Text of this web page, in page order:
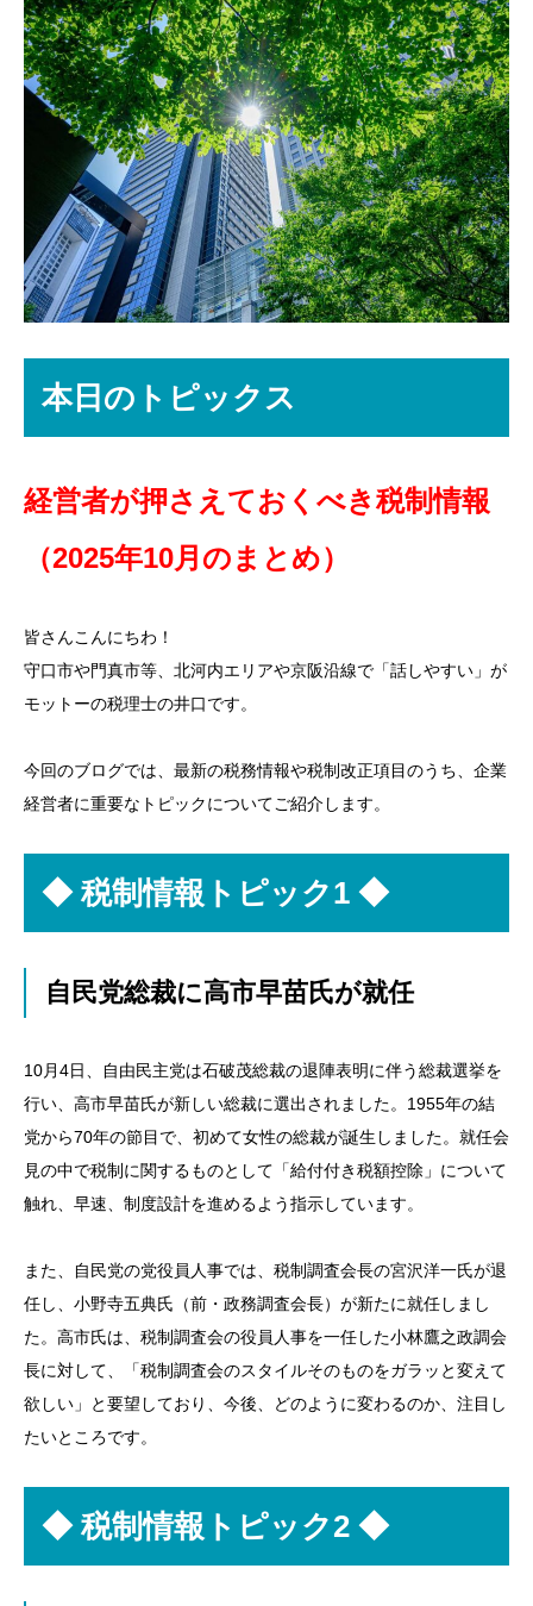
本日のトピックス
経営者が押さえておくべき税制情報
（2025年10月のまとめ）
皆さんこんにちわ！
守口市や門真市等、北河内エリアや京阪沿線で「話しやすい」が
モットーの税理士の井口です。
今回のブログでは、最新の税務情報や税制改正項目のうち、企業
経営者に重要なトピックについてご紹介します。
◆ 税制情報トピック1 ◆
自民党総裁に高市早苗氏が就任
10月4日、自由民主党は石破茂総裁の退陣表明に伴う総裁選挙を
行い、高市早苗氏が新しい総裁に選出されました。1955年の結
党から70年の節目で、初めて女性の総裁が誕生しました。就任会
見の中で税制に関するものとして「給付付き税額控除」について
触れ、早速、制度設計を進めるよう指示しています。
また、自民党の党役員人事では、税制調査会長の宮沢洋一氏が退
任し、小野寺五典氏（前・政務調査会長）が新たに就任しまし
た。高市氏は、税制調査会の役員人事を一任した小林鷹之政調会
長に対して、「税制調査会のスタイルそのものをガラッと変えて
欲しい」と要望しており、今後、どのように変わるのか、注目し
たいところです。
◆ 税制情報トピック2 ◆